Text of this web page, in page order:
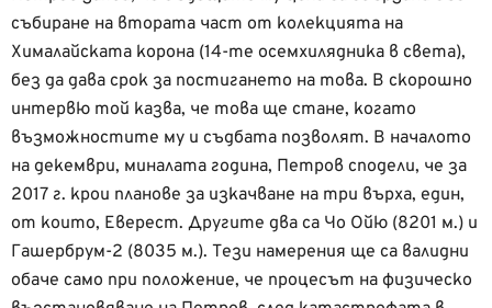
събиране на втората част от колекцията на
Хималайската корона (14-те осемхилядника в света),
без да дава срок за постигането на това. В скорошно
интервю той казва, че това ще стане, когато
възможностите му и съдбата позволят. В началото
на декември, миналата година, Петров сподели, че за
2017 г. крои планове за изкачване на три върха, един,
от които, Еверест. Другите два са Чо Ойю (8201 м.) и
Гашербрум-2 (8035 м.). Тези намерения ще са валидни
обаче само при положение, че процесът на физическо